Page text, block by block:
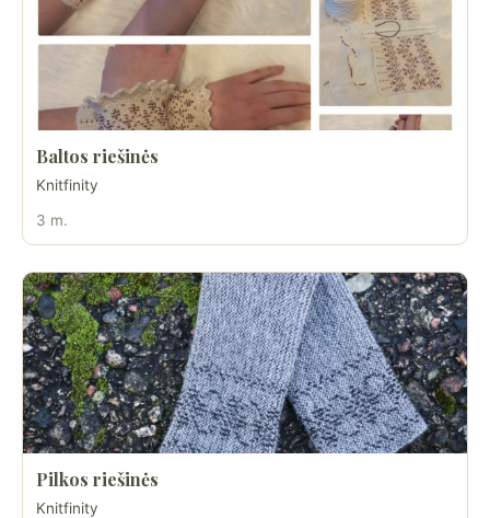
Baltos riešinės
Knitfinity
3 m.
Pilkos riešinės
Knitfinity